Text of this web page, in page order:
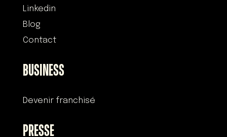
Linkedin
Blog
Contact
BUSINESS
Devenir franchisé
PRESSE